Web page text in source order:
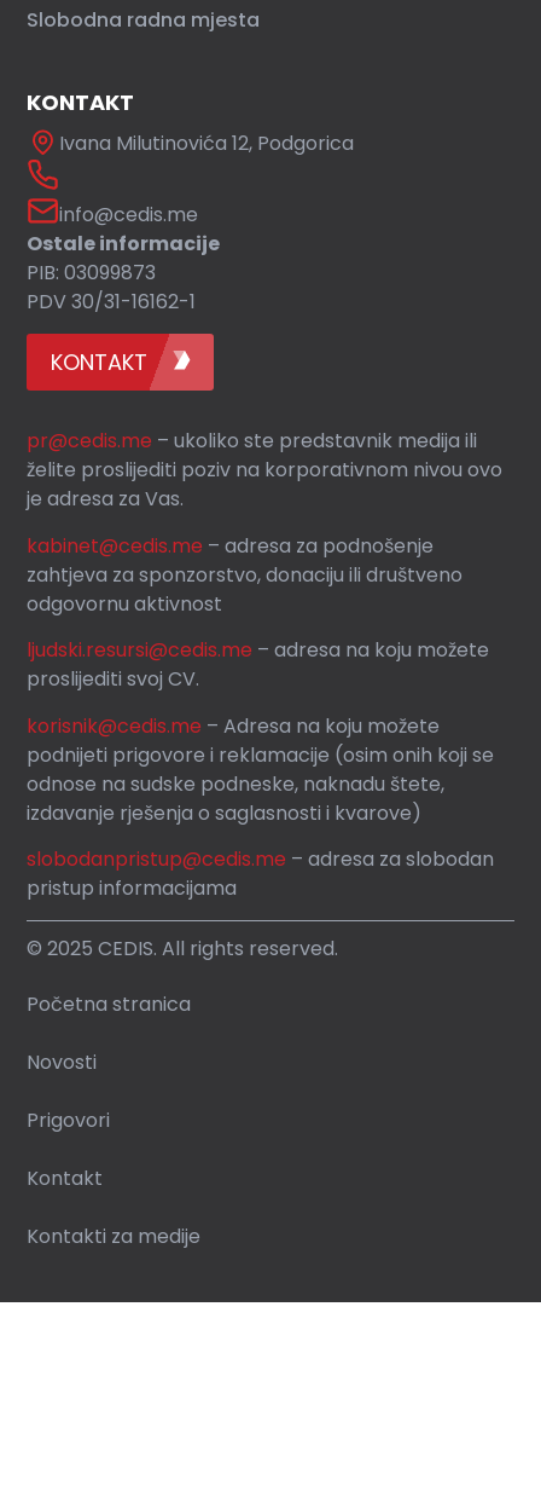
Slobodna radna mjesta
KONTAKT
Ivana Milutinovića 12, Podgorica
info@cedis.me
Ostale informacije
PIB: 03099873
PDV 30/31-16162-1
KONTAKT
pr@cedis.me – ukoliko ste predstavnik medija ili
želite proslijediti poziv na korporativnom nivou ovo
je adresa za Vas.
kabinet@cedis.me –adresa za podnošenje
zahtjeva za sponzorstvo, donaciju ili društveno
odgovornu aktivnost
ljudski.resursi@cedis.me – adresa na koju možete
proslijediti svoj CV.
korisnik@cedis.me – Adresa na koju možete
podnijeti prigovore i reklamacije (osim onih koji se
odnose na sudske podneske, naknadu štete,
izdavanje rješenja o saglasnosti i kvarove)
slobodanpristup@cedis.me – adresa za slobodan
pristup informacijama
© 2025 CEDIS. All rights reserved.
Početna stranica
Novosti
Prigovori
Kontakt
Kontakti za medije